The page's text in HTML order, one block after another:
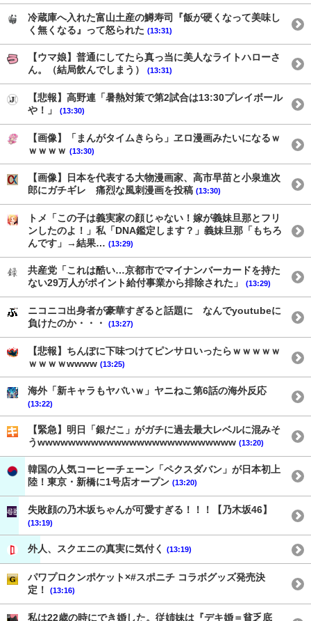
冷蔵庫へ入れた富山土産の鱒寿司『飯が硬くなって美味し
く無くなる』って怒られた (13:31)
【ウマ娘】普通にしてたら真っ当に美人なライトハローさ
ん。（結局飲んでしまう）
(13:31)
【悲報】高野連「暑熱対策で第2試合は13:30プレイボール
や！」
(13:30)
【画像】「まんがタイムきらら」ヱロ漫画みたいになるｗ
ｗｗｗｗ (13:30)
【画像】日本を代表する大物漫画家、高市早苗と小泉進次
郎にガチギレ 痛烈な風刺漫画を投稿 (13:30)
トメ「この子は義実家の顔じゃない！嫁が義妹旦那とフリ
ンしたのよ！」私「DNA鑑定します？」義妹旦那「もちろ
んです」→結果… (13:29)
共産党「これは酷い…京都市でマイナンバーカードを持た
ない29万人がポイント給付事業から排除された」
(13:29)
ニコニコ出身者が豪華すぎると話題に なんでyoutubeに
負けたのか・・・
(13:27)
【悲報】ちんぽに下味つけてピンサロいったらｗｗｗｗｗ
ｗｗｗｗwwww (13:25)
海外「新キャラもヤバいｗ」ヤニねこ第6話の海外反応
(13:22)
【緊急】明日「銀だこ」がガチに過去最大レベルに混みそ
うwwwwwwwwwwwwwwwwwwwwwwwwww (13:20)
韓国の人気コーヒーチェーン「ペクスダバン」が日本初上
陸！東京・新橋に1号店オープン (13:20)
失敗顔の乃木坂ちゃんが可愛すぎる！！！【乃木坂46】
(13:19)
外人、スクエニの真実に気付く (13:19)
パワプロクンポケット×#スポニチ コラボグッズ発売決
定！
(13:16)
私は22歳の時にでき婚した。従姉妹は『デキ婚＝貧乏底